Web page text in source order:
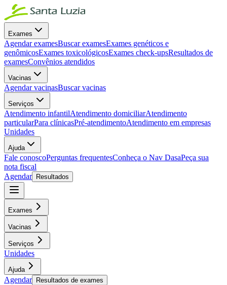
Exames
Agendar examesBuscar examesExames genéticos e
genômicosExames toxicológicosExames check-upsResultados de
examesConvênios atendidos
Vacinas
Agendar vacinasBuscar vacinas
Serviços
Atendimento infantilAtendimento domiciliarAtendimento
particularPara clínicasPré-atendimentoAtendimento em empresas
Unidades
Ajuda
Fale conoscoPerguntas frequentesConheça o Nav DasaPeça sua
nota fiscal
Agendar
Resultados
Exames
Vacinas
Serviços
Unidades
Ajuda
Agendar Resultados de exames